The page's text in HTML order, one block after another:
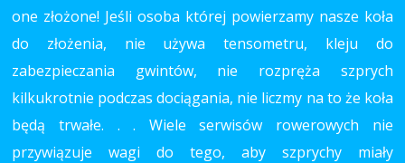
one złożone! Jeśli osoba której powierzamy nasze koła
do złożenia, nie używa tensometru, kleju do
zabezpieczania gwintów, nie rozpręża szprych
kilkukrotnie podczas dociągania, nie liczmy na to że koła
będą trwałe. . . Wiele serwisów rowerowych nie
przywiązuje wagi do tego, aby szprychy miały